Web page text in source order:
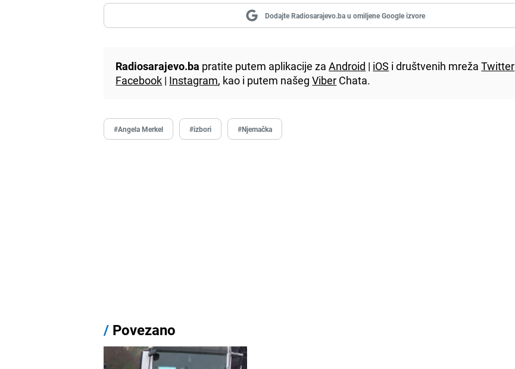
Dodajte Radiosarajevo.ba u omiljene Google izvore
Radiosarajevo.ba pratite putem aplikacije zaAndroid | iOS i društvenih mrežaTwitter
Facebook | Instagram, kao i putem našegViber Chata.
#Angela Merkel #izbori #Njemačka
/ Povezano